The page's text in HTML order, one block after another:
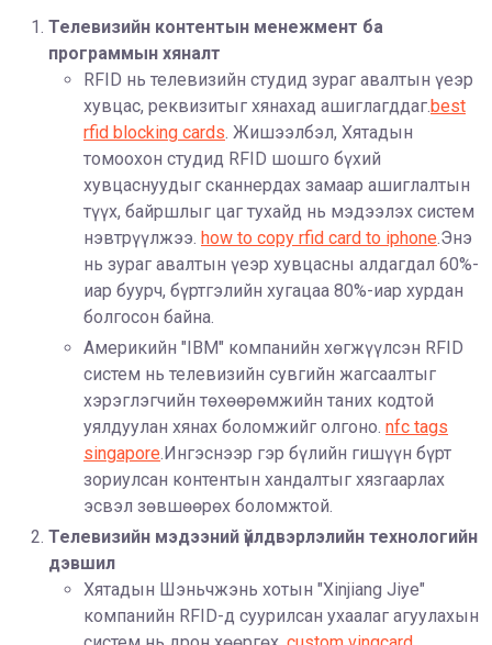
Телевизийн контентын менежмент ба
программын хяналт
RFID нь телевизийн студид зураг авалтын үеэр
хувцас, реквизитыг хянахад ашиглагддаг.best
rfid blocking cards. Жишээлбэл, Хятадын
томоохон студид RFID шошго бүхий
хувцаснуудыг сканнердах замаар ашиглалтын
түүх, байршлыг цаг тухайд нь мэдээлэх систем
нэвтрүүлжээ. how to copy rfid card to iphone.Энэ
нь зураг авалтын үеэр хувцасны алдагдал 60%-
иар буурч, бүртгэлийн хугацаа 80%-иар хурдан
болгосон байна.
Америкийн "IBM" компанийн хөгжүүлсэн RFID
систем нь телевизийн сувгийн жагсаалтыг
хэрэглэгчийн төхөөрөмжийн таних кодтой
уялдуулан хянах боломжийг олгоно. nfc tags
singapore.Ингэснээр гэр бүлийн гишүүн бүрт
зориулсан контентын хандалтыг хязгаарлах
эсвэл зөвшөөрөх боломжтой.
Телевизийн мэдээний үйлдвэрлэлийн технологийн
дэвшил
Хятадын Шэньчжэнь хотын "Xinjiang Jiye"
компанийн RFID-д суурилсан ухаалаг агуулахын